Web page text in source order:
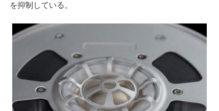
を抑制している。